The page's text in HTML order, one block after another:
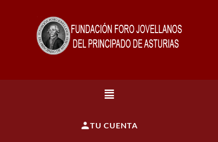
TU CUENTA